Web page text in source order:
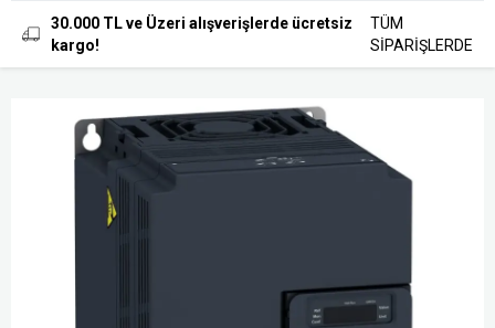
30.000 TL ve Üzeri alışverişlerde ücretsiz
kargo!
TÜM
SİPARİŞLERDE